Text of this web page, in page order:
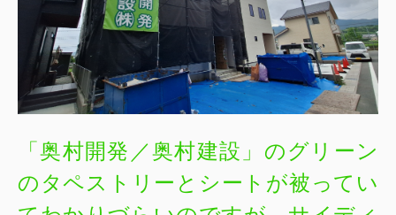
「奥村開発／奥村建設」のグリーン
のタペストリーとシートが被ってい